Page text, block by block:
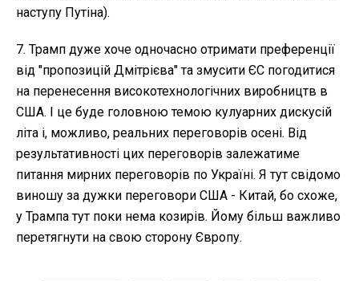
наступу Путіна).
7. Трамп дуже хоче одночасно отримати преференції
від "пропозицій Дмітрієва" та змусити ЄС погодитися
на перенесення високотехнологічних виробництв в
США. І це буде головною темою кулуарних дискусій
літа і, можливо, реальних переговорів осені. Від
результативності цих переговорів залежатиме
питання мирних переговорів по Україні. Я тут свідомо
виношу за дужки переговори США - Китай, бо схоже,
у Трампа тут поки нема козирів. Йому більш важливо
перетягнути на свою сторону Європу.